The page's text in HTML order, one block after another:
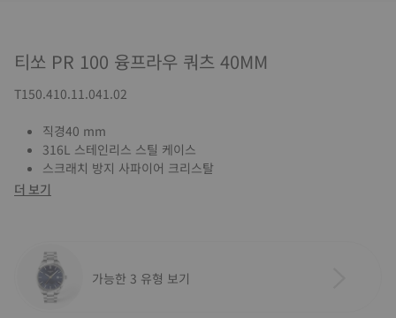
티쏘 PR 100 융프라우 쿼츠 40MM
T150.410.11.041.02
직경40 mm
316L 스테인리스 스틸 케이스
스크래치 방지 사파이어 크리스탈
더 보기
가능한 3 유형 보기